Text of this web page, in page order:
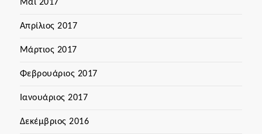
Μάι 2017
Απρίλιος 2017
Μάρτιος 2017
Φεβρουάριος 2017
Ιανουάριος 2017
Δεκέμβριος 2016